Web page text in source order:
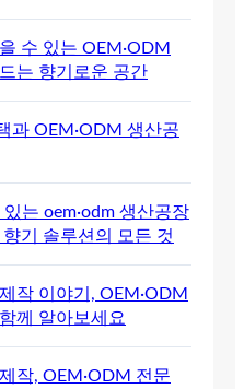
수 있는 OEM·ODM
는 향기로운 공간
과 OEM·ODM 생산공
는 oem·odm 생산공장
기 솔루션의 모든 것
작 이야기, OEM·ODM
께 알아보세요
작, OEM·ODM 전문